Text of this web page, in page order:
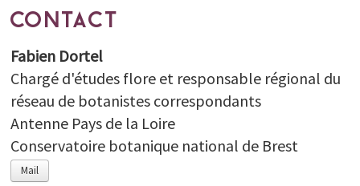
CONTACT
Fabien Dortel
Chargé d'études flore et responsable régional du
réseau de botanistes correspondants
Antenne Pays de la Loire
Conservatoire botanique national de Brest
Mail